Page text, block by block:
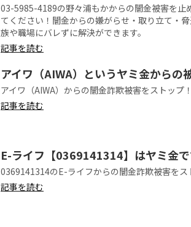
03-5985-4189の野々浦もかからの闇金被害を止
てください！闇金からの嫌がらせ・取り立て・
族や職場にバレずに解決ができます。
記事を読む
アイワ（AIWA）というヤミ金からの
アイワ（AIWA）からの闇金詐欺被害をストップ！
記事を読む
E-ライフ【0369141314】はヤミ金
0369141314のE-ライフからの闇金詐欺被害をス
記事を読む